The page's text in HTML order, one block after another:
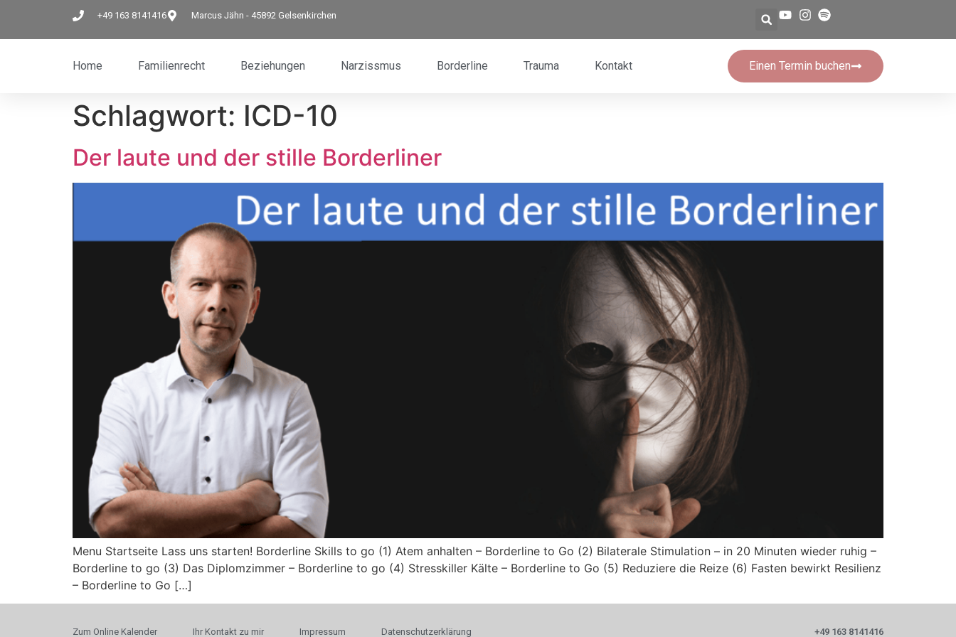
+49 163 8141416 Marcus Jähn - 45892 Gelsenkirchen
Home Familienrecht Beziehungen Narzissmus Borderline Trauma Kontakt Einen Termin buchen
Schlagwort: ICD-10
Der laute und der stille Borderliner
Menu Startseite Lass uns starten! Borderline Skills to go (1) Atem anhalten – Borderline to Go (2) Bilaterale Stimulation – in 20 Minuten wieder ruhig –
Borderline to go (3) Das Diplomzimmer – Borderline to go (4) Stresskiller Kälte – Borderline to Go (5) Reduziere die Reize (6) Fasten bewirkt Resilienz
– Borderline to Go […]
Zum Online Kalender Ihr Kontakt zu mir Impressum Datenschutzerklärung +49 163 8141416